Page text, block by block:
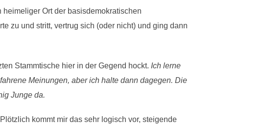
Ort der basisdemokratischen
zu und stritt, vertrug sich (oder nicht) und ging dann
Stammtische hier in der Gegend hockt. Ich lerne
Meinungen, aber ich halte dann dagegen. Die
Junge da.
kommt mir das sehr logisch vor, steigende